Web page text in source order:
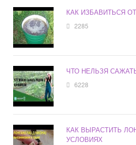
КАК ИЗБАВИТЬСЯ
2285
ЧТО НЕЛЬЗЯ
6228
КАК ВЫРАСТИТЬ
УСЛОВИЯХ